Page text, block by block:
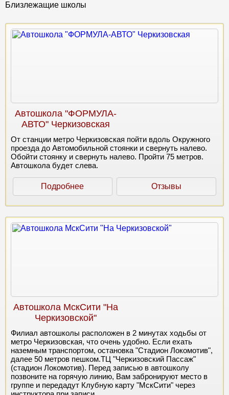
Близлежащие школы
Автошкола "ФОРМУЛА-
АВТО" Черкизовская
От станции метро Черкизовская пойти вдоль Окружного
проезда до Автомобильной стоянки и свернуть налево.
Обойти стоянку и свернуть налево. Пройти 75 метров.
Автошкола будет слева.
Подробнее Отзывы
Автошкола МскСити "На
Черкизовской"
Филиал автошколы расположен в 2 минутах ходьбы от
метро Черкизовская, что очень удобно. Если ехать
наземным транспортом, остановка "Стадион Локомотив",
далее 50 метров пешком.ТЦ "Черкизовский Пассаж"
(стадион Локомотив). Перед записью в автошколу
позвоните на горячую линию, Вам забронируют место в
группе и передадут Клубную карту "МскСити" через